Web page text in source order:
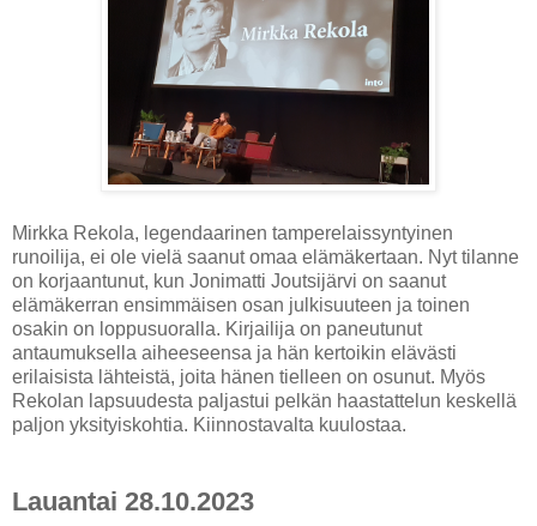
Mirkka Rekola, legendaarinen tamperelaissyntyinen
runoilija, ei ole vielä saanut omaa elämäkertaan. Nyt tilanne
on korjaantunut, kun Jonimatti Joutsijärvi on saanut
elämäkerran ensimmäisen osan julkisuuteen ja toinen
osakin on loppusuoralla. Kirjailija on paneutunut
antaumuksella aiheeseensa ja hän kertoikin elävästi
erilaisista lähteistä, joita hänen tielleen on osunut. Myös
Rekolan lapsuudesta paljastui pelkän haastattelun keskellä
paljon yksityiskohtia. Kiinnostavalta kuulostaa.
Lauantai 28.10.2023